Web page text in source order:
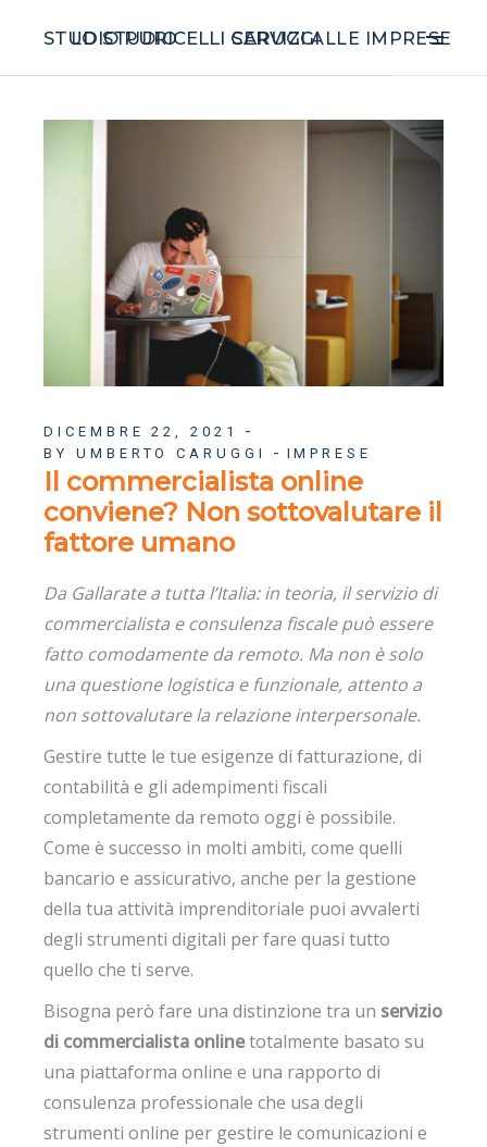
STUDIO PURICELLI CARUGGI
LO STUDIO SERVIZI ALLE IMPRESE
DICEMBRE 22, 2021
BY UMBERTO CARUGGI
IMPRESE
Il commercialista online
conviene? Non sottovalutare il
fattore umano
Da Gallarate a tutta l’Italia: in teoria, il servizio di
commercialista e consulenza fiscale può essere
fatto comodamente da remoto. Ma non è solo
una questione logistica e funzionale, attento a
non sottovalutare la relazione interpersonale.
Gestire tutte le tue esigenze di fatturazione, di
contabilità e gli adempimenti fiscali
completamente da remoto oggi è possibile.
Come è successo in molti ambiti, come quelli
bancario e assicurativo, anche per la gestione
della tua attività imprenditoriale puoi avvalerti
degli strumenti digitali per fare quasi tutto
quello che ti serve.
Bisogna però fare una distinzione tra un servizio
di commercialista onlinetotalmente basato su
una piattaforma online e una rapporto di
consulenza professionale che usa degli
strumenti online per gestire le comunicazioni e